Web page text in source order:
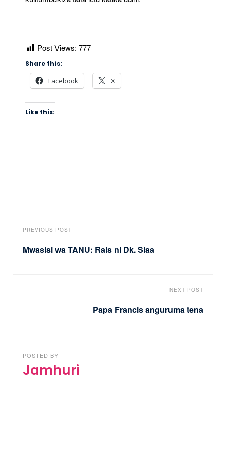
Post Views: 777
Share this:
Facebook X
Like this:
PREVIOUS POST
Mwasisi wa TANU: Rais ni Dk. Slaa
NEXT POST
Papa Francis anguruma tena
POSTED BY
Jamhuri